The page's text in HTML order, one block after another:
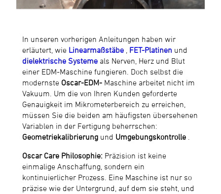
In unseren vorherigen Anleitungen haben wir
erläutert, wie Linearmaßstäbe FET-Platinen und
dielektrische Systeme als Nerven, Herz und Blut
einer EDM-Maschine fungieren. Doch selbst die
modernste Oscar-EDM- Maschine arbeitet nicht im
Vakuum. Um die von Ihren Kunden geforderte
Genauigkeit im Mikrometerbereich zu erreichen,
müssen Sie die beiden am häufigsten übersehenen
Variablen in der Fertigung beherrschen:
Geometriekalibrierung und Umgebungskontrolle
Oscar Care Philosophie: Präzision ist keine
einmalige Anschaffung, sondern ein
kontinuierlicher Prozess. Eine Maschine ist nur so
präzise wie der Untergrund, auf dem sie steht, und